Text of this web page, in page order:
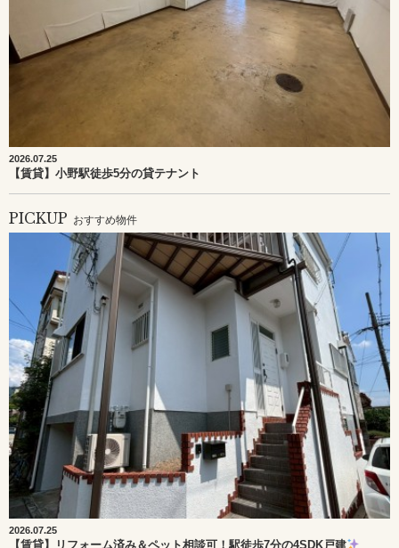
2026.07.25
【賃貸】小野駅徒歩5分の貸テナント
PICKUP おすすめ物件
2026.07.25
【賃貸】リフォーム済み＆ペット相談可！駅徒歩7分の4SDK戸建